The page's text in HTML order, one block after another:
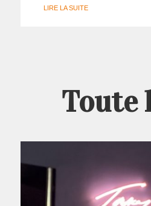
LIRE LA SUITE
Toute